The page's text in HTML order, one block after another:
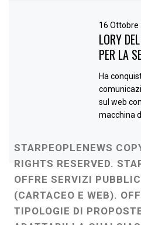
16
LORY
PER LA
Ha
sul web
macchina
STARPEOPLENEWS
RIGHTS RESERVED.
OFFRE SERVIZI
(CARTACEO E WEB).
TIPOLOGIE DI